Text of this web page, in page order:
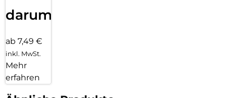
darum!
ab 7,49 €
inkl. MwSt.
Mehr
erfahren